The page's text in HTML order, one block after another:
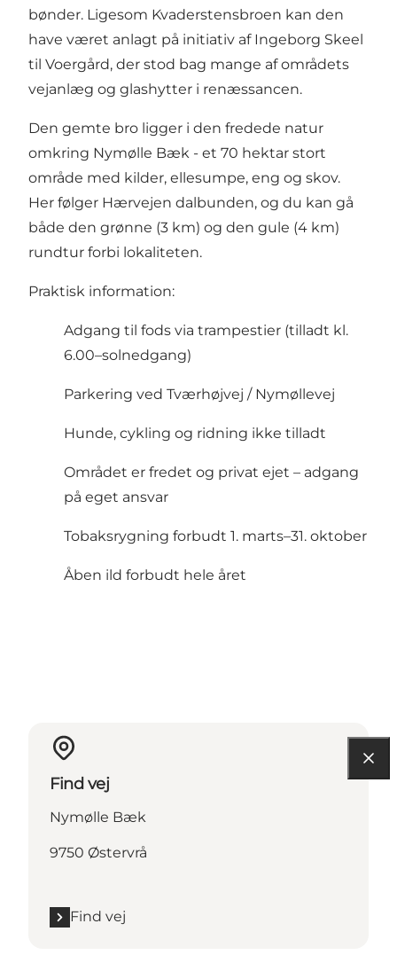
bønder. Ligesom Kvaderstensbroen kan den
have været anlagt på initiativ af Ingeborg Skeel
til Voergård, der stod bag mange af områdets
vejanlæg og glashytter i renæssancen.
Den gemte bro ligger i den fredede natur
omkring Nymølle Bæk - et 70 hektar stort
område med kilder, ellesumpe, eng og skov.
Her følger Hærvejen dalbunden, og du kan gå
både den grønne (3 km) og den gule (4 km)
rundtur forbi lokaliteten.
Praktisk information:
Adgang til fods via trampestier (tilladt kl.
6.00–solnedgang)
Parkering ved Tværhøjvej / Nymøllevej
Hunde, cykling og ridning ikke tilladt
Området er fredet og privat ejet – adgang
på eget ansvar
Tobaksrygning forbudt 1. marts–31. oktober
Åben ild forbudt hele året
Find vej
Nymølle Bæk
9750 Østervrå
Find vej